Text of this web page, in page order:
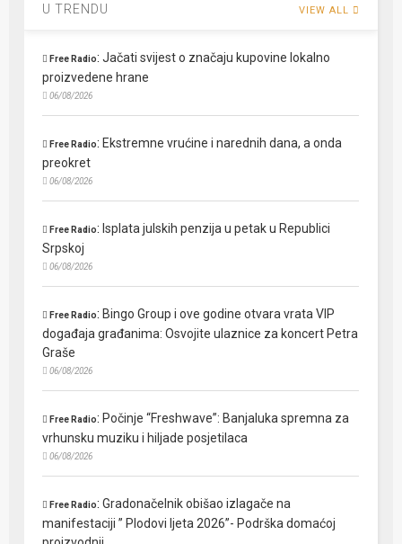
U TRENDU VIEW ALL
Free Radio:Jačati svijest o značaju kupovine lokalno
proizvedene hrane
06/08/2026
Free Radio: Ekstremne vrućine i narednih dana, a onda
preokret
06/08/2026
Free Radio: Isplata julskih penzija u petak u Republici
Srpskoj
06/08/2026
Free Radio: Bingo Group i ove godine otvara vrata VIP
događaja građanima: Osvojite ulaznice za koncert Petra
Graše
06/08/2026
Free Radio: Počinje “Freshwave”: Banjaluka spremna za
vrhunsku muziku i hiljade posjetilaca
06/08/2026
Free Radio:Gradonačelnik obišao izlagače na
manifestaciji ” Plodovi ljeta 2026”- Podrška domaćoj